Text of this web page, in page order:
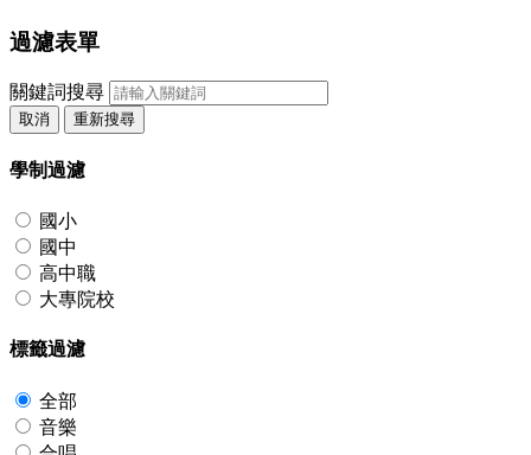
過濾表單
關鍵詞搜尋
取消 重新搜尋
學制過濾
國小
國中
高中職
大專院校
標籤過濾
全部
音樂